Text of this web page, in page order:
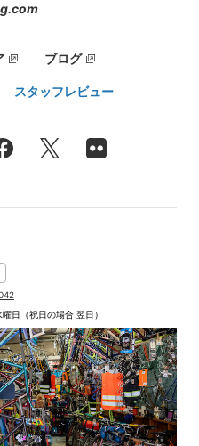
ブログ
スタッフレビュー
日（祝日の場合 翌日）